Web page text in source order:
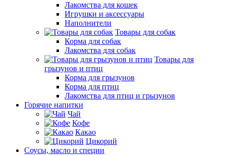
Лакомства для кошек
Игрушки и аксессуары
Наполнители
Товары для собак
Корма для собак
Лакомства для собак
Товары для
грызунов и птиц
Корма для грызунов
Корма для птиц
Лакомства для птиц и грызунов
Горячие напитки
Чай
Кофе
Какао
Цикорий
Соусы, масло и специи